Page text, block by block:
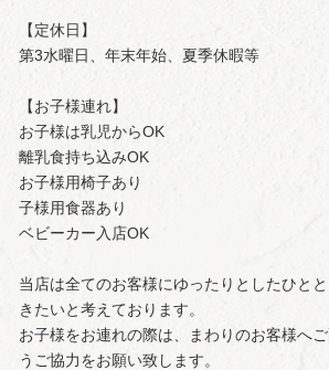
【定休日】
第3水曜日、年末年始、夏季休暇等
【お子様連れ】
お子様は乳児からOK
離乳食持ち込みOK
お子様用椅子あり
子様用食器あり
ベビーカー入店OK
当店は全てのお客様にゆったりとしたひと
きたいと考えております。
お子様をお連れの際は、まわりのお客様へ
うご協力をお願い致します。